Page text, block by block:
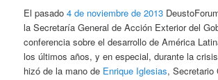
El pasado4 de noviembre de 2013
la Secretaría General de Acción Exterior del
conferencia sobre el desarrollo de América
los últimos años, y en especial, durante la
hizó de la mano de Enrique Iglesias, Secretario